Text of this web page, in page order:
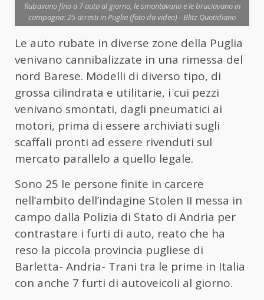
Rubavano fino a 7 auto al giorno, le smontavano e le bruciavano in
campagna: 25 arresti in Puglia (foto da video) - Blitz Quotidiano
Le auto rubate in diverse zone della Puglia
venivano cannibalizzate in una rimessa del
nord Barese. Modelli di diverso tipo, di
grossa cilindrata e utilitarie, i cui pezzi
venivano smontati, dagli pneumatici ai
motori, prima di essere archiviati sugli
scaffali pronti ad essere rivenduti sul
mercato parallelo a quello legale.
Sono 25 le persone finite in carcere
nell’ambito dell’indagine Stolen II messa in
campo dalla Polizia di Stato di Andria per
contrastare i furti di auto, reato che ha
reso la piccola provincia pugliese di
Barletta- Andria- Trani tra le prime in Italia
con anche 7 furti di autoveicoli al giorno.